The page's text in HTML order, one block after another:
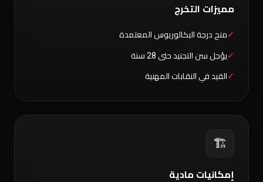
مميزات التخرج
منح درجة البكالوريوس المعتمدة
يؤجل سن التجنيد حتى 28 سنة
القيد في النقابات المهنية
🏗️
إمكانيات مادية